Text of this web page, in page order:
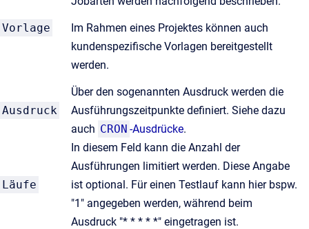
Vorlage
Im Rahmen eines Projektes können auch
kundenspezifische Vorlagen bereitgestellt
werden.
Ausdruck
Über den sogenannten Ausdruck werden die
Ausführungszeitpunkte definiert. Siehe dazu
auch CRON -Ausdrücke.
Läufe
In diesem Feld kann die Anzahl der
Ausführungen limitiert werden. Diese Angabe
ist optional. Für einen Testlauf kann hier bspw.
"1" angegeben werden, während beim
Ausdruck "* * * * *" eingetragen ist.